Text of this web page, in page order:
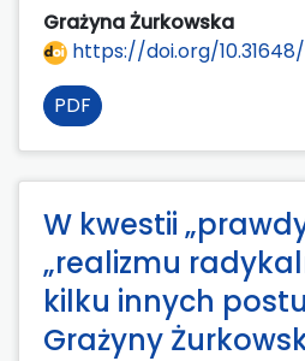
Grażyna Żurkowska
https://doi.org/
PDF
W kwestii
„realizmu
kilku innych
Grażyny